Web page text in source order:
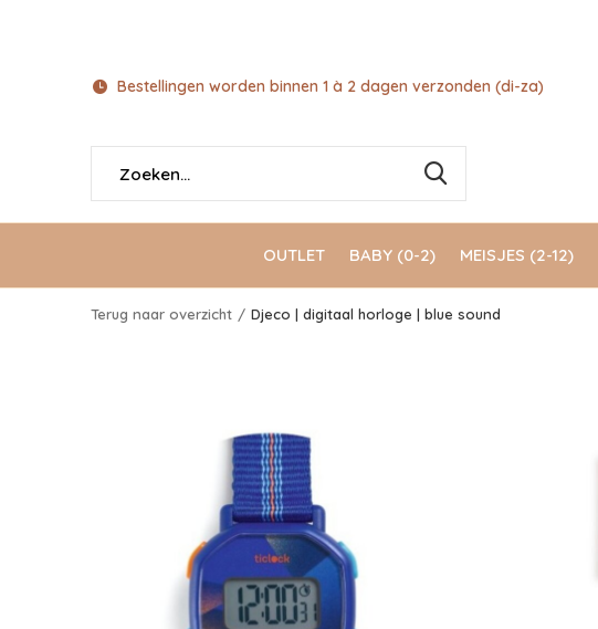
OUTLET BABY (0-2) MEISJES (2-12)
Bestellingen worden binnen 1 à 2 dagen verzonden (di-za)
Terug naar overzicht Djeco | digitaal horloge | blue sound